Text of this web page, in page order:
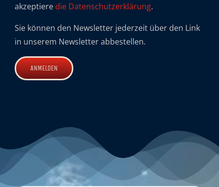
akzeptiere die Datenschutzerklärung.
Sie können den Newsletter jederzeit über den Link
in unserem Newsletter abbestellen.